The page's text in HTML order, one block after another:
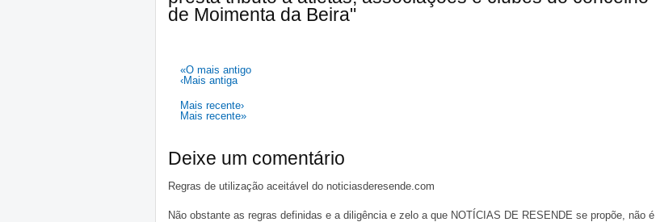
de Moimenta da Beira"
«O mais antigo
‹Mais antiga
Mais recente›
Mais recente»
Deixe um comentário
Regras de utilização aceitável do noticiasderesende.com
Não obstante as regras definidas e a diligência e zelo a que NOTÍCIAS DE RESENDE se propõe, não é